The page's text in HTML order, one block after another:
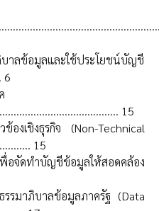
บาลข้อมูลและใช้ประโยชน์บัญชี
6
15
ชิงธุรกิจ (Non-Technical
15
จัดทำบัญชีข้อมูลให้สอดคล้อง
ภิบาลข้อมูลภาครัฐ (Data